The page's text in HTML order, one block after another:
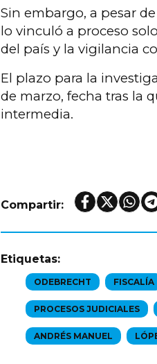
Sin embargo, a pesar
lo vinculó a proceso
del país y la vigilancia
El plazo para la
de marzo, fecha tras la
intermedia.
Compartir:
Etiquetas:
ODEBRECHT FISCALÍA
PROCESOS JUDICIALES
ANDRÉS MANUEL